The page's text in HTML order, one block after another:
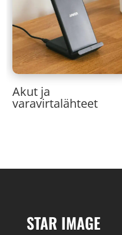
Akut ja
varavirtalähteet
STAR IMAGE